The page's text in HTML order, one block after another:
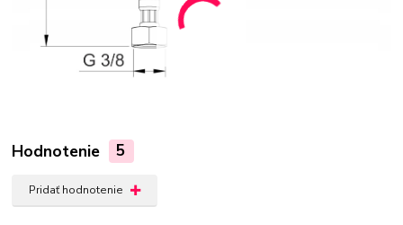
Hodnotenie 5
Pridať hodnotenie